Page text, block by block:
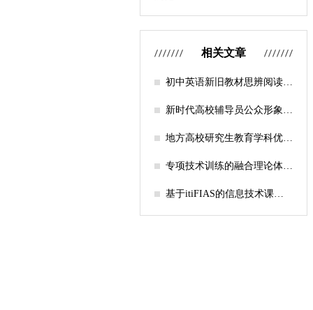
相关文章
初中英语新旧教材思辨阅读任
新时代高校辅导员公众形象塑
地方高校研究生教育学科优化
径探析
专项技术训练的融合理论体系
基于itiFIAS的信息技术课堂